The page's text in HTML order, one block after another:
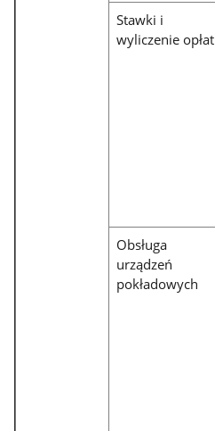
Stawki i
wyliczenie opłat
Obsługa
urządzeń
pokładowych